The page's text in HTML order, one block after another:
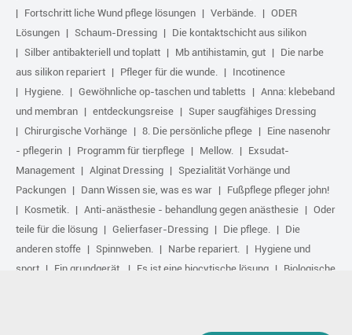
Fortschritt liche Wund pflege lösungen
Verbände.
ODER
Lösungen
Schaum-Dressing
Die kontaktschicht aus silikon
Silber antibakteriell und toplatt
Mb antihistamin, gut
Die narbe
aus silikon repariert
Pfleger für die wunde.
Incotinence
Hygiene.
Gewöhnliche op-taschen und tabletts
Anna: klebeband
und membran
entdeckungsreise
Super saugfähiges Dressing
Chirurgische Vorhänge
8. Die persönliche pflege
Eine nasenohr
- pflegerin
Programm für tierpflege Mellow.
Exsudat-
Management
Alginat Dressing
Spezialität Vorhänge und
Packungen
Dann Wissen sie, was es war
Fußpflege pfleger john!
Kosmetik.
Anti-anästhesie - behandlung gegen anästhesie
Oder
teile für die lösung
Gelierfaser-Dressing Die pflege.
Die
anderen stoffe
Spinnweben. Narbe repariert.
Hygiene und
sport
Ein grundgerät. Es ist eine biocytische lösung
Biologische